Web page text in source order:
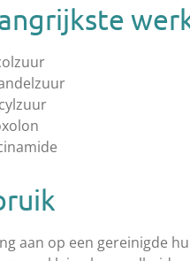
aan op een gereinigde